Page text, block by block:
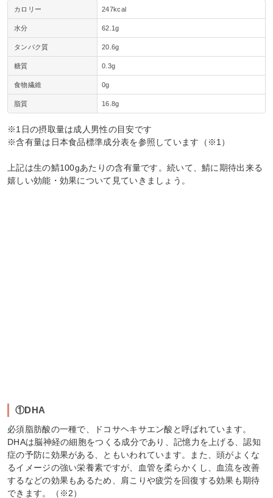
カロリー 247kcal
水分 62.1g
タンパク質 20.6g
糖質 0.3g
食物繊維 0g
脂質 16.8g
※1日の摂取量は成人男性の目安です
※含有量は日本食品標準成分表を参照しています（※1）
上記は生の鯖100gあたりの含有量です。続いて、鯖に期待出来る
嬉しい効能・効果について見ていきましょう。
①DHA
必須脂肪酸の一種で、ドコサヘキサエン酸と呼ばれています。
DHAは脳神経の細胞をつくる成分であり、記憶力を上げる、認知
症の予防に効果がある、ともいわれています。また、頭がよくな
るイメージの強い栄養素ですが、血管を柔らかくし、血流を改善
するなどの効果もあるため、肩こりや疲労を回復する効果も期待
できます。（※2）